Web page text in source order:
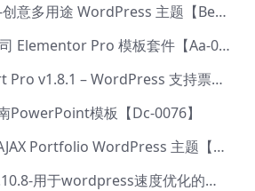
lmpeka v1.3.9-创意多用途 WordPress 主题【Be-0064】
Agria – 农业公司 Elementor Pro 模板套件【Aa-0003】
Fluent Support Pro v1.8.1 – WordPress 支持票务系统【Cc-0041】
PowerPoint模板【Dc-0076】
Rhye v3.5.3 – AJAX Portfolio WordPress 主题【Bi-0049】
WP Rocket v3.10.8-用于wordpress速度优化的缓存加速插件【Cd-0019】